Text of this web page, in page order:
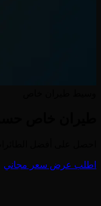
اطلب عرض سعر مجاني